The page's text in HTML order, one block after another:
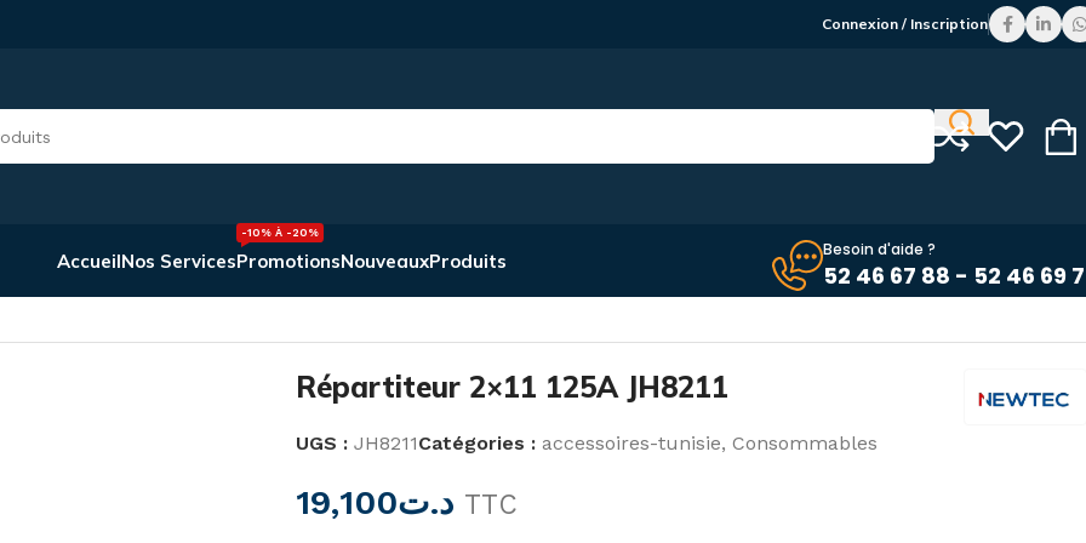
Connexion / Inscription
AccueilNos ServicesPromotions
-10% À -20%
NouveauxProduits Besoin d'aide ?
52 46 67 88 - 52 46 69
Répartiteur 2×11 125A JH8211
UGS : JH8211Catégories : accessoires-tunisie, Consommables
د.ت19,100 TTC